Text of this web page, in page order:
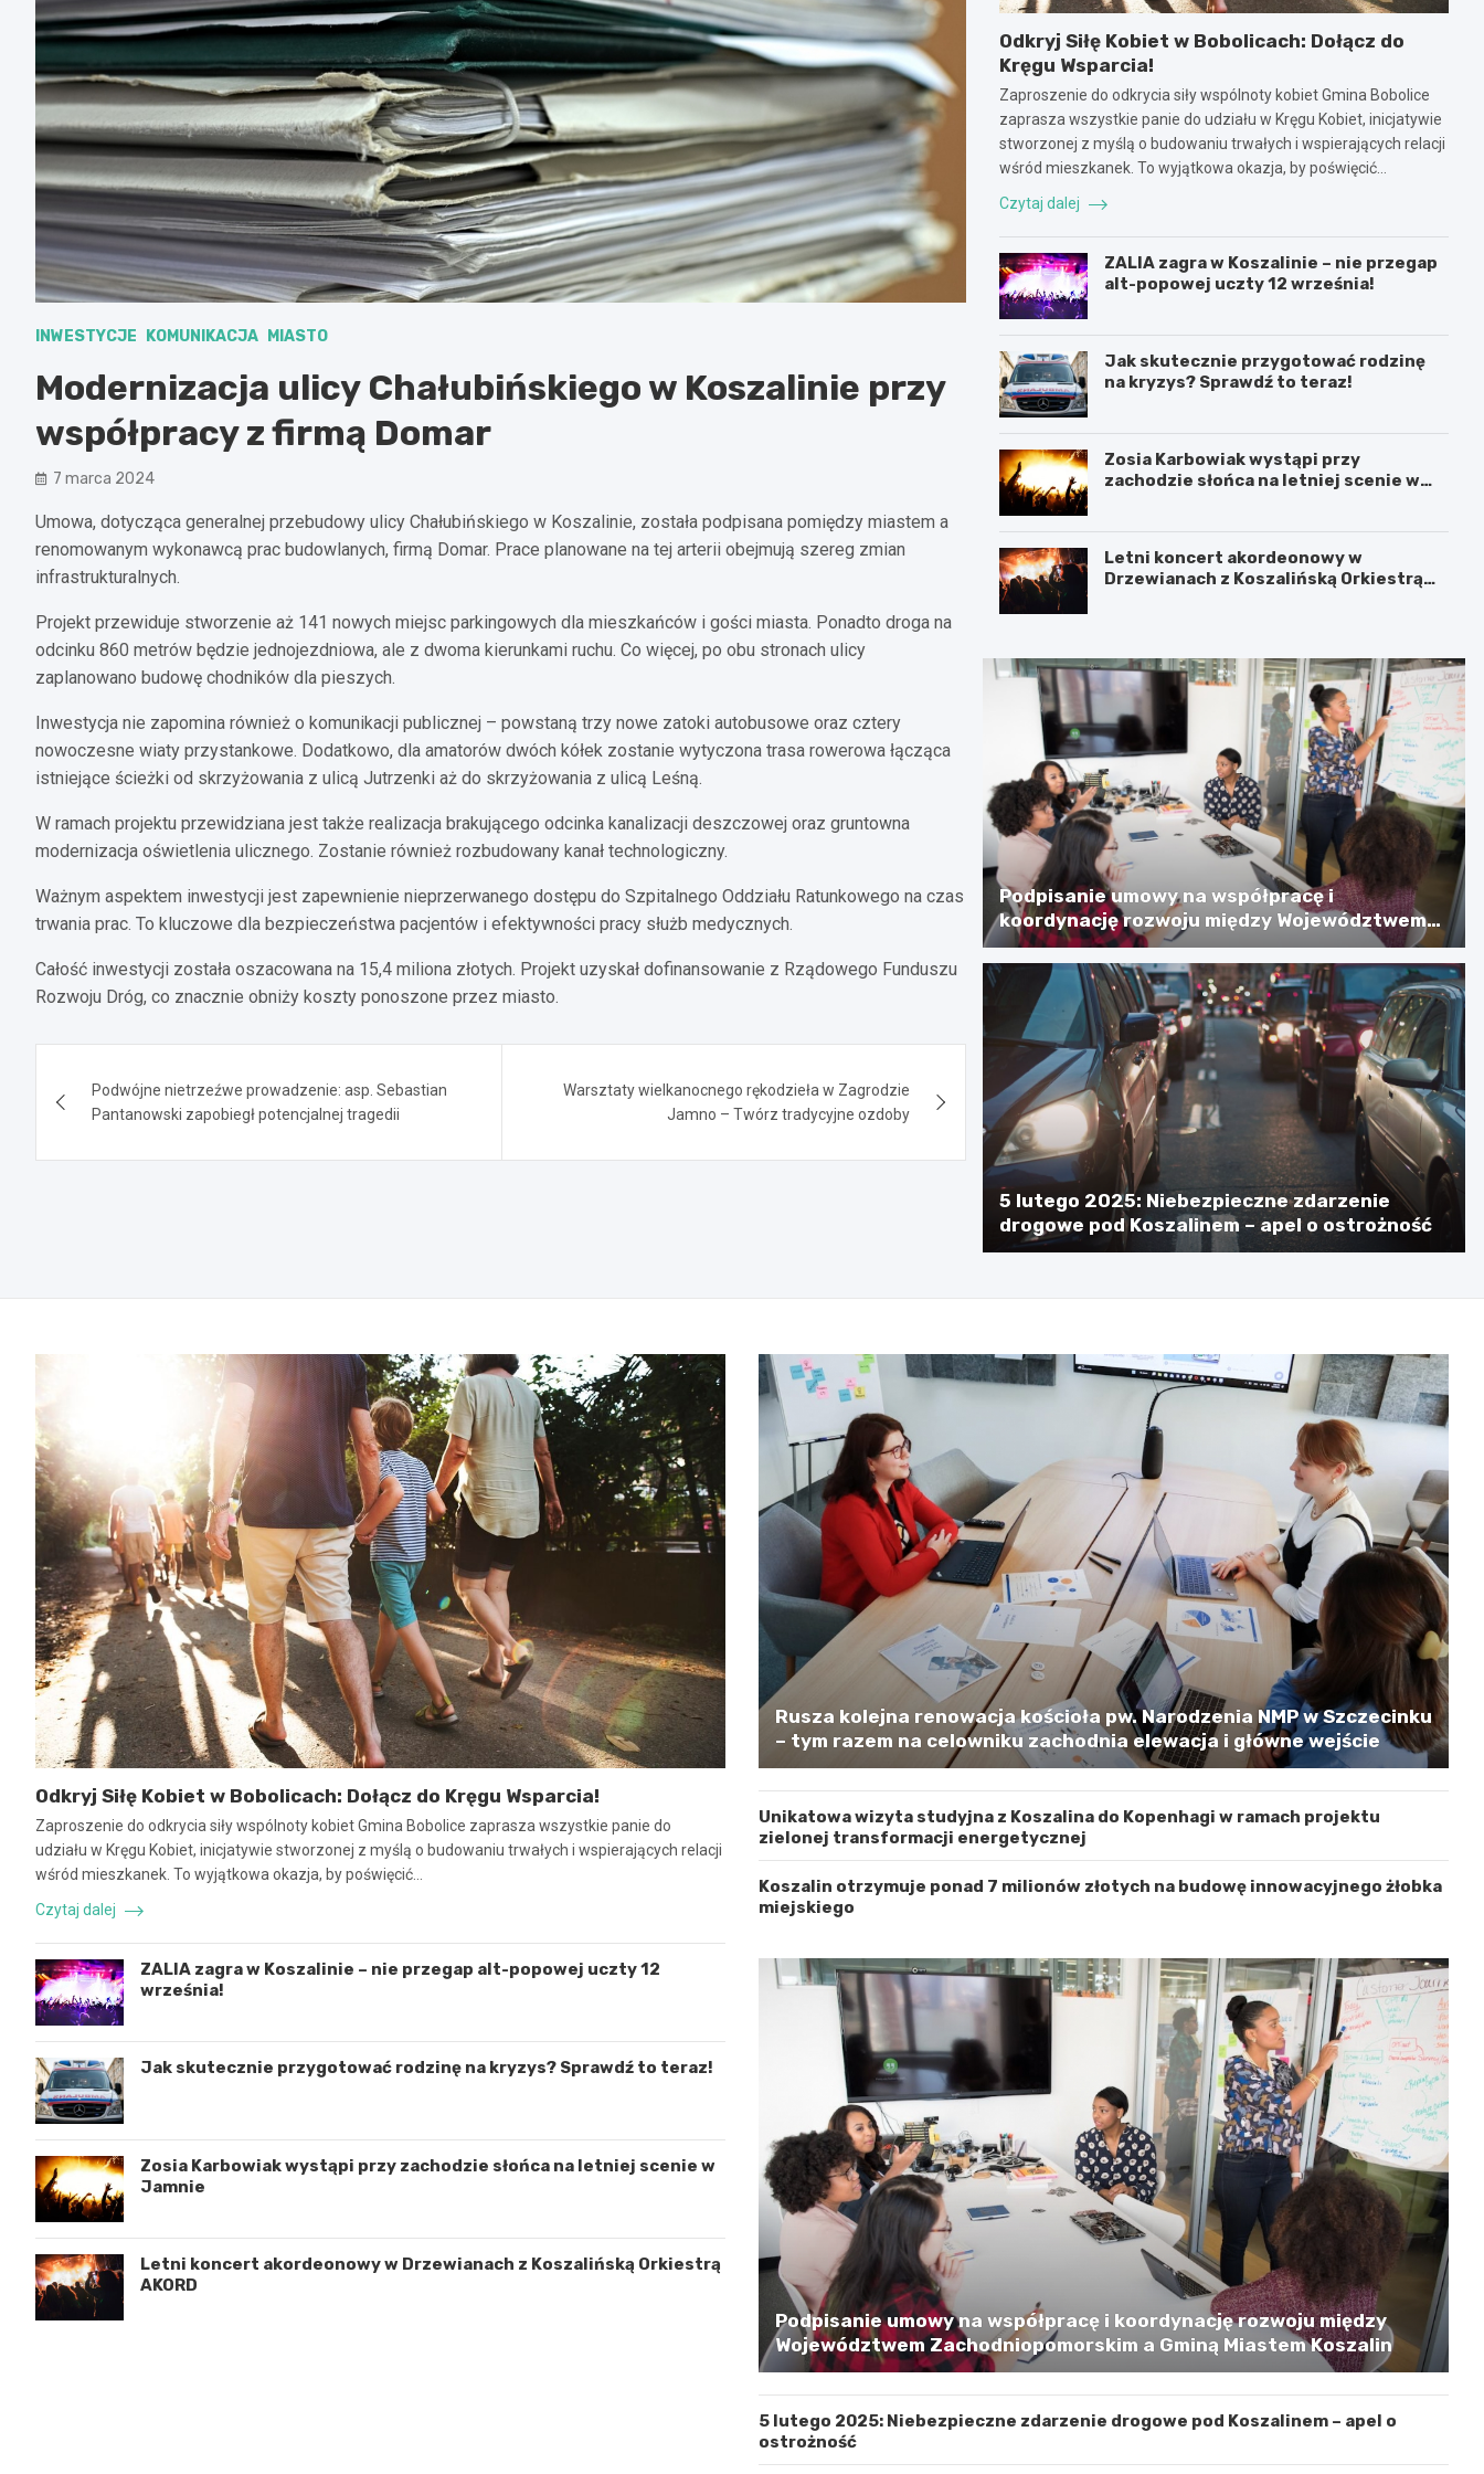
INWESTYCJE KOMUNIKACJA MIASTO
Modernizacja ulicy Chałubińskiego w Koszalinie przy
współpracy z firmą Domar
7 marca 2024
Umowa, dotycząca generalnej przebudowy ulicy Chałubińskiego w Koszalinie, została podpisana pomiędzy miastem a
renomowanym wykonawcą prac budowlanych, firmą Domar. Prace planowane na tej arterii obejmują szereg zmian
infrastrukturalnych.
Projekt przewiduje stworzenie aż 141 nowych miejsc parkingowych dla mieszkańców i gości miasta. Ponadto droga na
odcinku 860 metrów będzie jednojezdniowa, ale z dwoma kierunkami ruchu. Co więcej, po obu stronach ulicy
zaplanowano budowę chodników dla pieszych.
Inwestycja nie zapomina również o komunikacji publicznej – powstaną trzy nowe zatoki autobusowe oraz cztery
nowoczesne wiaty przystankowe. Dodatkowo, dla amatorów dwóch kółek zostanie wytyczona trasa rowerowa łącząca
istniejące ścieżki od skrzyżowania z ulicą Jutrzenki aż do skrzyżowania z ulicą Leśną.
W ramach projektu przewidziana jest także realizacja brakującego odcinka kanalizacji deszczowej oraz gruntowna
modernizacja oświetlenia ulicznego. Zostanie również rozbudowany kanał technologiczny.
Ważnym aspektem inwestycji jest zapewnienie nieprzerwanego dostępu do Szpitalnego Oddziału Ratunkowego na czas
trwania prac. To kluczowe dla bezpieczeństwa pacjentów i efektywności pracy służb medycznych.
Całość inwestycji została oszacowana na 15,4 miliona złotych. Projekt uzyskał dofinansowanie z Rządowego Funduszu
Rozwoju Dróg, co znacznie obniży koszty ponoszone przez miasto.
wpisuPodwójne nietrzeźwe prowadzenie: asp. Sebastian
Pantanowski zapobiegł potencjalnej tragedii
Warsztaty wielkanocnego rękodzieła w Zagrodzie
Jamno – Twórz tradycyjne ozdoby
Odkryj Siłę Kobiet w Bobolicach: Dołącz do
Kręgu Wsparcia!
Zaproszenie do odkrycia siły wspólnoty kobiet Gmina Bobolice
zaprasza wszystkie panie do udziału w Kręgu Kobiet, inicjatywie
stworzonej z myślą o budowaniu trwałych i wspierających relacji
wśród mieszkanek. To wyjątkowa okazja, by poświęcić…
Czytaj dalej
ZALIA zagra w Koszalinie – nie przegap
alt-popowej uczty 12 września!
Jak skutecznie przygotować rodzinę
na kryzys? Sprawdź to teraz!
Zosia Karbowiak wystąpi przy
zachodzie słońca na letniej scenie w
Letni koncert akordeonowy w
Drzewianach z Koszalińską Orkiestrą
Podpisanie umowy na współpracę i
koordynację rozwoju między Województwem
Zachodniopomorskim a Gminą Miastem
Koszalin
5 lutego 2025: Niebezpieczne zdarzenie
drogowe pod Koszalinem – apel o ostrożność
Odkryj Siłę Kobiet w Bobolicach: Dołącz do Kręgu Wsparcia!
Zaproszenie do odkrycia siły wspólnoty kobiet Gmina Bobolice zaprasza wszystkie panie do
udziału w Kręgu Kobiet, inicjatywie stworzonej z myślą o budowaniu trwałych i wspierających relacji
wśród mieszkanek. To wyjątkowa okazja, by poświęcić…
Czytaj dalej
ZALIA zagra w Koszalinie – nie przegap alt-popowej uczty 12
września!
Jak skutecznie przygotować rodzinę na kryzys? Sprawdź to teraz!
Zosia Karbowiak wystąpi przy zachodzie słońca na letniej scenie w
Jamnie
Letni koncert akordeonowy w Drzewianach z Koszalińską Orkiestrą
AKORD
Rusza kolejna renowacja kościoła pw. Narodzenia NMP w Szczecinku
– tym razem na celowniku zachodnia elewacja i główne wejście
Unikatowa wizyta studyjna z Koszalina do Kopenhagi w ramach projektu
zielonej transformacji energetycznej
Koszalin otrzymuje ponad 7 milionów złotych na budowę innowacyjnego żłobka
miejskiego
Podpisanie umowy na współpracę i koordynację rozwoju między
Województwem Zachodniopomorskim a Gminą Miastem Koszalin
5 lutego 2025: Niebezpieczne zdarzenie drogowe pod Koszalinem – apel o
ostrożność